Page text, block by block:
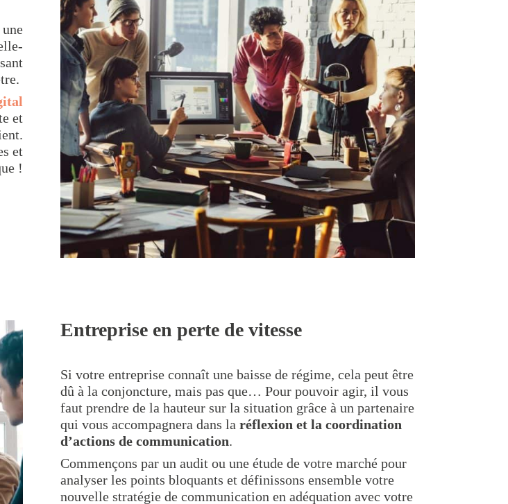
et
et
!
Entreprise en perte de vitesse
Si votre entreprise connaît une baisse de régime, cela peut être
dû à la conjoncture, mais pas que… Pour pouvoir agir, il vous
faut prendre de la hauteur sur la situation grâce à un partenaire
qui vous accompagnera dans la réflexion et la coordination
d’actions de communication.
Commençons par un audit ou une étude de votre marché pour
analyser les points bloquants et définissons ensemble votre
nouvelle stratégie de communication en adéquation avec votre